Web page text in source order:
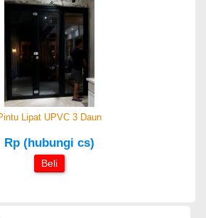
Lipat UPVC 3 Daun
Rp (hubungi cs)
Beli